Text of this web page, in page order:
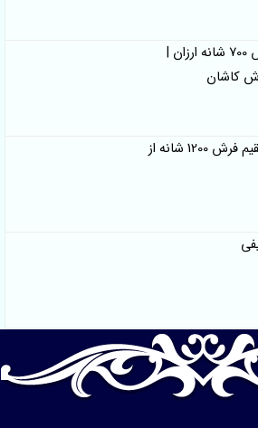
700 شانه ارزان |
خرید مستقیم فرش 1200 شانه از